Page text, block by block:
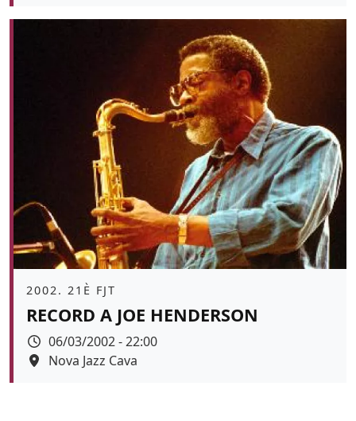
Àmbit
2002. 21È FJT
RECORD A JOE HENDERSON
Data
06/03/2002 - 22:00
Espai
Nova Jazz Cava